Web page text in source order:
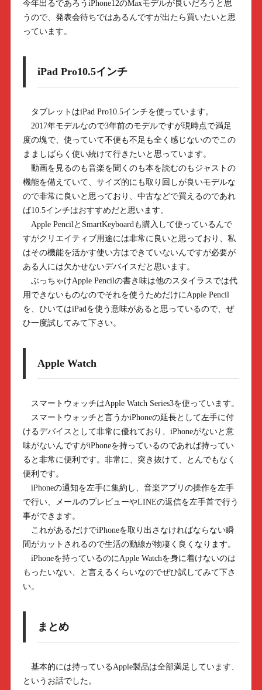
今年出るであろうiPhone12のMaxモデルが良いだろうと思
うので、発表会待ちではあるんですが出たら買いたいと思
っています。
iPad Pro10.5インチ
タブレットはiPad Pro10.5インチを使っています。
2017年モデルなので3年前のモデルですが現時点で満足
度の塊で、使っていて不便も不足も全く感じないのでこの
まましばらく使い続けて行きたいと思っています。
動画を見るのも音楽を聞くのも本を読むのもジャストの
機能を備えていて、サイズ的にも取り回しが良いモデルな
ので非常に良いと思っており、中古などで買えるのであれ
ば10.5インチはおすすめだと思います。
Apple PencilとSmartKeyboardも購入して使っているんで
すがクリエイティブ用途には非常に良いと思っており、私
はその機能を活かす使い方はできていないんですが必要が
ある人には欠かせないデバイスだと思います。
ぶっちゃけApple Pencilの書き味は他のスタイラスでは代
用できないものなのでそれを使うためだけにApple Pencil
を、ひいてはiPadを使う意味があると思っているので、ぜ
ひ一度試してみて下さい。
Apple Watch
スマートウォッチはApple Watch Series3を使っています。
スマートウォッチと言うかiPhoneの延長として左手に付
けるデバイスとして非常に優れており、iPhoneがないと意
味がないんですがiPhoneを持っているのであれば持ってい
ると非常に便利です。非常に、突き抜けて、とんでもなく
便利です。
iPhoneの通知を左手に集約し、音楽アプリの操作を左手
で行い、メールのプレビューやLINEの返信を左手首で行う
事ができます。
これがあるだけでiPhoneを取り出さなければならない瞬
間がカットされるので生活の動線が物凄く良くなります。
iPhoneを持っているのにApple Watchを身に着けないのは
もったいない、と言えるくらいなのでぜひ試してみて下さ
い。
まとめ
基本的には持っているApple製品は全部満足しています、
というお話でした。